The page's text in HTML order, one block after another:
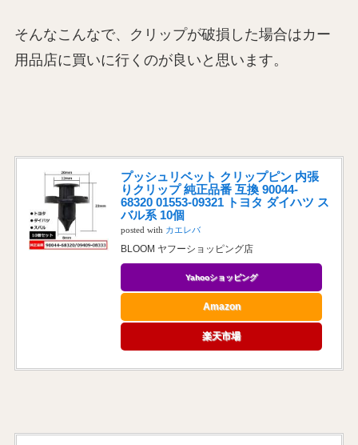
そんなこんなで、クリップが破損した場合はカー
用品店に買いに行くのが良いと思います。
プッシュリベット クリップピン 内張
りクリップ 純正品番 互換 90044-
68320 01553-09321 トヨタ ダイハツ ス
バル系 10個
posted with カエレバ
BLOOM ヤフーショッピング店
Yahooショッピング
Amazon
楽天市場